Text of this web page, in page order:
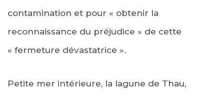
contamination et pour « obtenir la
reconnaissance du préjudice » de cette
« fermeture dévastatrice ».
Petite mer intérieure, la lagune de Thau,